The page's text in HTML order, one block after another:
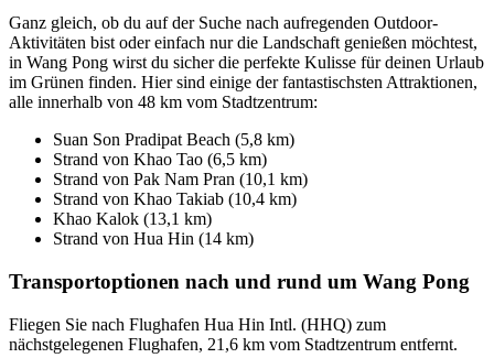
Ganz gleich, ob du auf der Suche nach aufregenden Outdoor-
Aktivitäten bist oder einfach nur die Landschaft genießen möchtest,
in Wang Pong wirst du sicher die perfekte Kulisse für deinen Urlaub
im Grünen finden. Hier sind einige der fantastischsten Attraktionen,
alle innerhalb von 48 km vom Stadtzentrum:
Suan Son Pradipat Beach (5,8 km)
Strand von Khao Tao (6,5 km)
Strand von Pak Nam Pran (10,1 km)
Strand von Khao Takiab (10,4 km)
Khao Kalok (13,1 km)
Strand von Hua Hin (14 km)
Transportoptionen nach und rund um Wang Pong
Fliegen Sie nach Flughafen Hua Hin Intl. (HHQ) zum
nächstgelegenen Flughafen, 21,6 km vom Stadtzentrum entfernt.